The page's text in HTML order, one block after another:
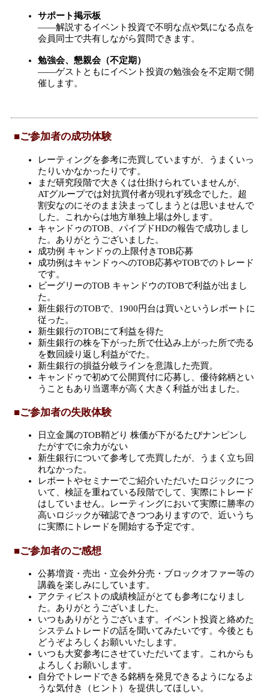
サポート掲示板
――解説するイベント投資で不明な点や気になる点を
会員同士で共有しながら質問できます。
勉強会、懇親会（不定期）
――ゲストともにイベント投資の勉強会を不定期で開
催します。
■ご参加者の成功体験
レーティングを参考に売買していますが、うまくいっ
たりいかなかったりです。
まだ研究段階で大きくは仕掛けられていませんが、
ATグループでは対抗買付者が現れず残念でした。超
割安なのにそのまま決まってしまうとは思いませんで
した。これからは地方単独上場は外します。
キャンドゥのTOB、パイプドHDの報告で成功しまし
た。ありがとうございました。
成功例 キャンドゥの上限付きTOB応募
成功例はキャンドゥへのTOB応募やTOBでのトレード
です。
ビーグリーのTOB キャンドウのTOBで利益が出まし
た。
新生銀行のTOBで、1900円台は買いというレポートに
従った。
新生銀行のTOBにて利益を得た
新生銀行の株を下がった所で仕込み上がった所で売る
を数回繰り返し利益がでた。
新生銀行の損益分岐ラインを意識した売買。
キャンドゥで初めて公開買付に応募し、優待銘柄とい
うこともあり当選率が高く大きく利益が出ました。
■ご参加者の失敗体験
日立金属のTOB鞘どり 株価が下がるたびナンピンし
たがすでに余力がない
新生銀行について参考して売買したが、うまく立ち回
れなかった。
レポートやセミナーでご紹介いただいたロジックにつ
いて、検証を重ねている段階でして、実際にトレード
はしていません。レーティングにおいて実際に勝率の
高いロジックが確認できつつありますので、近いうち
に実際にトレードを開始する予定です。
■ご参加者のご感想
公募増資・売出・立会外分売・ブロックオファー等の
講義を楽しみにしています。
アクティビストの成績検証がとても参考になりまし
た。ありがとうございました。
いつもありがとうございます。イベント投資と絡めた
システムトレードの話を聞いてみたいです。今後とも
どうぞよろしくお願いいたします。
いつも大変参考にさせていただいてます。これからも
よろしくお願いします。
自分でトレードできる銘柄を発見できるようになるよ
うな気付き（ヒント）を提供してほしい。